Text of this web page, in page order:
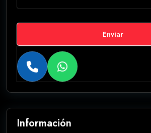
Enviar
Información